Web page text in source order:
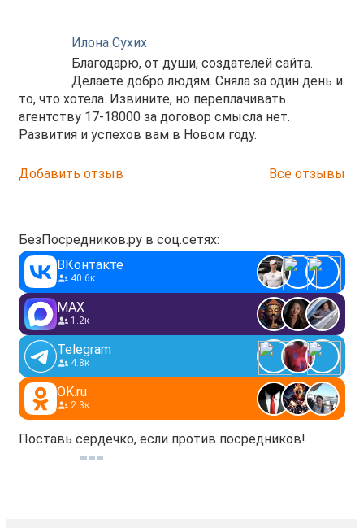
Илона Сухих
Благодарю, от души, создателей сайта.
Делаете добро людям. Сняла за один день и
то, что хотела. Извините, но переплачивать
агентству 17-18000 за договор смысла нет.
Развития и успехов вам в Новом году.
Добавить отзыв Все отзывы
БезПосредников.ру в соц.сетях:
ВКонтакте
40.6к
MAX
1.2к
Telegram
4.8к
OK.ru
2.3к
Поставь сердечко, если против посредников!